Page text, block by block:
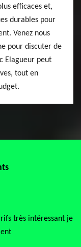
efficaces et,
durables pour
Venez nous
pour discuter de
Elagueur peut
tout en
expérience artisan
à la valeur du